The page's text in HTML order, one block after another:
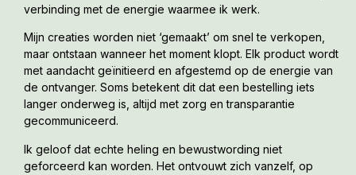
verbinding met de energie waarmee ik werk.
Mijn creaties worden niet ‘gemaakt’ om snel te verkopen,
maar ontstaan wanneer het moment klopt. Elk product wordt
met aandacht geïnitieerd en afgestemd op de energie van
de ontvanger. Soms betekent dit dat een bestelling iets
langer onderweg is, altijd met zorg en transparantie
gecommuniceerd.
Ik geloof dat echte heling en bewustwording niet
geforceerd kan worden. Het ontvouwt zich vanzelf, op